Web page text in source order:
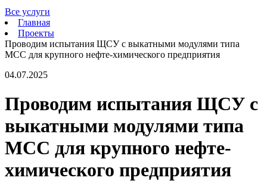
Все услуги
Главная
Проекты
Проводим испытания ЩСУ с выкатными модулями типа
МСС для крупного нефте-химического предприятия
04.07.2025
Проводим испытания ЩСУ с
выкатными модулями типа
МСС для крупного нефте-
химического предприятия